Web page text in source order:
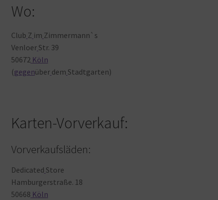
Wo:
Club Z im Zimmermann`s
Venloer Str. 39
50672 Köln
(gegenüber dem Stadtgarten)
Karten-Vorverkauf:
Vorverkaufsläden:
Dedicated Store
Hamburgerstraße. 18
50668 Köln